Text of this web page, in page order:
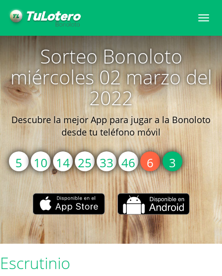
Sorteo Bonoloto
miércoles 02 marzo del
2022
Descubre la mejor App para jugar a la Bonoloto
desde tu teléfono móvil
5 10 14 25 33 46 6 3
Escrutinio